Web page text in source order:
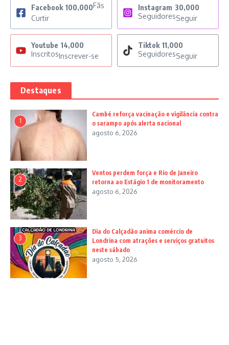
Facebook 100,000Fãs
Curtir
Instagram 30,000
SeguidoresSeguir
Youtube 14,000
InscritosInscrever-se
Tiktok 11,000
SeguidoresSeguir
Destaques
1
Cambé reforça vacinação e vigilância contra
o sarampo após alerta nacional
agosto 6, 2026
2
Ventos perdem força e Rio de Janeiro
retorna ao Estágio 1 de monitoramento
agosto 6, 2026
3
Dia do Calçadão anima comércio de
Londrina com atrações e serviços gratuitos
neste sábado
agosto 5, 2026